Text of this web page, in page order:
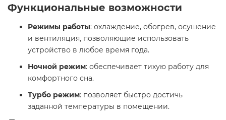
Функциональные возможности
Режимы работы: охлаждение, обогрев, осушение
и вентиляция, позволяющие использовать
устройство в любое время года.
Ночной режим: обеспечивает тихую работу для
комфортного сна.
Турбо режим: позволяет быстро достичь
заданной температуры в помещении.